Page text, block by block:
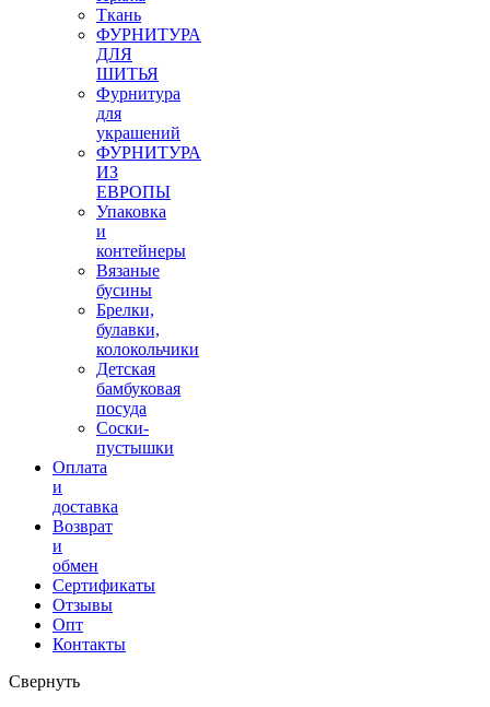
Ткань
ФУРНИТУРА
ДЛЯ
ШИТЬЯ
Фурнитура
для
украшений
ФУРНИТУРА
ИЗ
ЕВРОПЫ
Упаковка
и
контейнеры
Вязаные
бусины
Брелки,
булавки,
колокольчики
Детская
бамбуковая
посуда
Соски-
пустышки
Оплата
и
доставка
Возврат
и
обмен
Сертификаты
Отзывы
Опт
Контакты
Свернуть